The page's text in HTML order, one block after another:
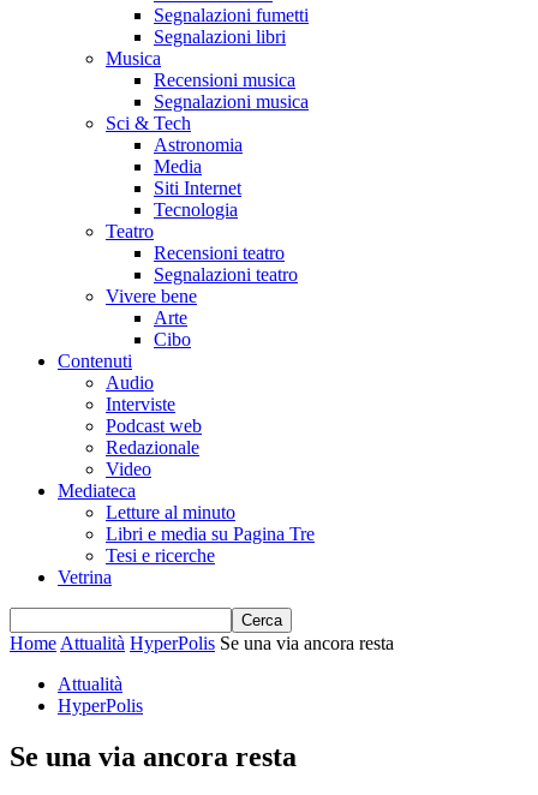
Segnalazioni fumetti
Segnalazioni libri
Musica
Recensioni musica
Segnalazioni musica
Sci & Tech
Astronomia
Media
Siti Internet
Tecnologia
Teatro
Recensioni teatro
Segnalazioni teatro
Vivere bene
Arte
Cibo
Contenuti
Audio
Interviste
Podcast web
Redazionale
Video
Mediateca
Letture al minuto
Libri e media su Pagina Tre
Tesi e ricerche
Vetrina
Home Attualità HyperPolis Se una via ancora resta
Attualità
HyperPolis
Se una via ancora resta